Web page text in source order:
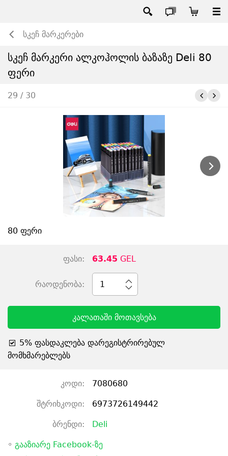
სკეჩ მარკერები
სკეჩ მარკერი ალკოჰოლის ბაზაზე Deli 80
ფერი
29 / 30
80 ფერი
ფასი: 63.45 GEL
რაოდენობა: 1
კალათაში მოთავსება
5% ფასდაკლება დარეგისტრირებულ
მომხმარებლებს
კოდი: 7080680
შტრიხკოდი: 6973726149442
ბრენდი: Deli
◦ გააზიარე Facebook-ზე